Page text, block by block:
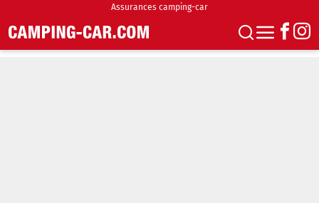
Assurances camping-car